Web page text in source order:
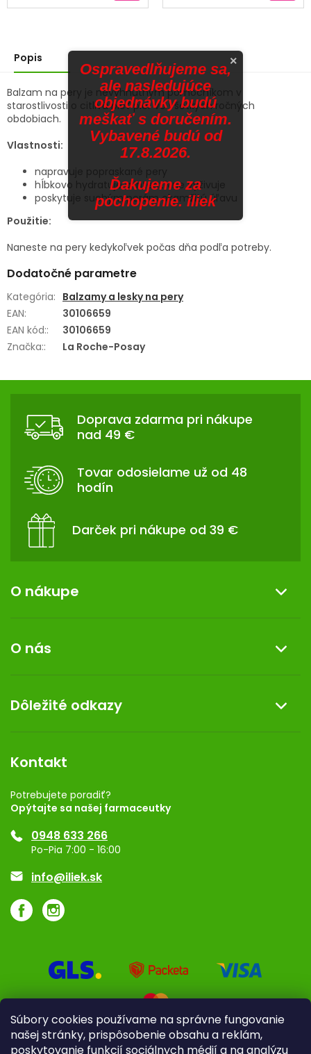
Súbory cookies používame na správne fungovanie
našej stránky, prispôsobenie obsahu a reklám,
poskytovanie funkcií sociálnych médií a na analýzu
Popis
Balzam na pery je nevyhnutným pomocníkom v
starostlivosti o citlivú pleť pier vo všetkých ročných
obdobiach.
Vlastnosti:
napravuje popraskané pery
hĺbkovo hydratuje a intenzívne vyživuje
poskytuje suchým perám okamžitú úľavu
Použitie:
Naneste na pery kedykoľvek počas dňa podľa potreby.
Dodatočné parametre
Kategória: Balzamy a lesky na pery
EAN:
30106659
EAN kód::
30106659
Značka:: La Roche-Posay
Z
Doprava zdarma pri nákupe
nad 49 €
Tovar odosielame už od 48
hodín
Darček pri nákupe od 39 €
O nákupe
Reklamácia a vrátenie tovaru
Doprava a platba
Darček k nákupu
O nás
Kontakt
Dermocentrum
Dôležité odkazy
Rozhodnutie na prevádzku
Registrácia
Ponuka pre firmy
Značky
Kontakt
Potrebujete poradiť?
Opýtajte sa našej farmaceutky
0948 633 266
Po-Pia 7:00 - 16:00
info@iliek.sk
×
Ospravedlňujeme sa,
ale nasledujúce
objednávky budú
meškať s doručením.
Vybavené budú od
17.8.2026.
Ďakujeme za
pochopenie. iliek